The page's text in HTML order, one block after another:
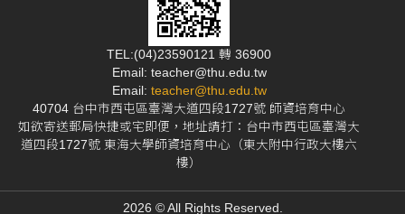
TEL:(04)23590121 轉 36900
Email: teacher@thu.edu.tw
Email: teacher@thu.edu.tw
40704 台中市西屯區臺灣大道四段1727號 師資培育中心
如欲寄送郵局快捷或宅即便，地址請打：台中市西屯區臺灣大
道四段1727號 東海大學師資培育中心（東大附中行政大樓六
樓）
2026 © All Rights Reserved.